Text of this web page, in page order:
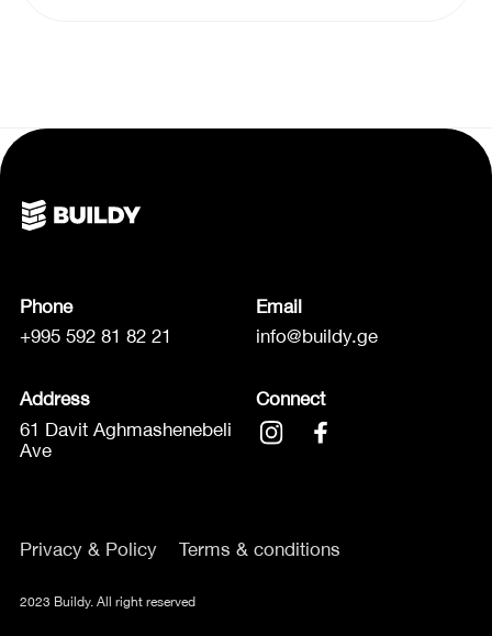
Phone
+995 592 81 82 21
Email
info@buildy.ge
Address
61 Davit Aghmashenebeli
Ave
Connect
Privacy & Policy Terms & conditions
2023 Buildy. All right reserved